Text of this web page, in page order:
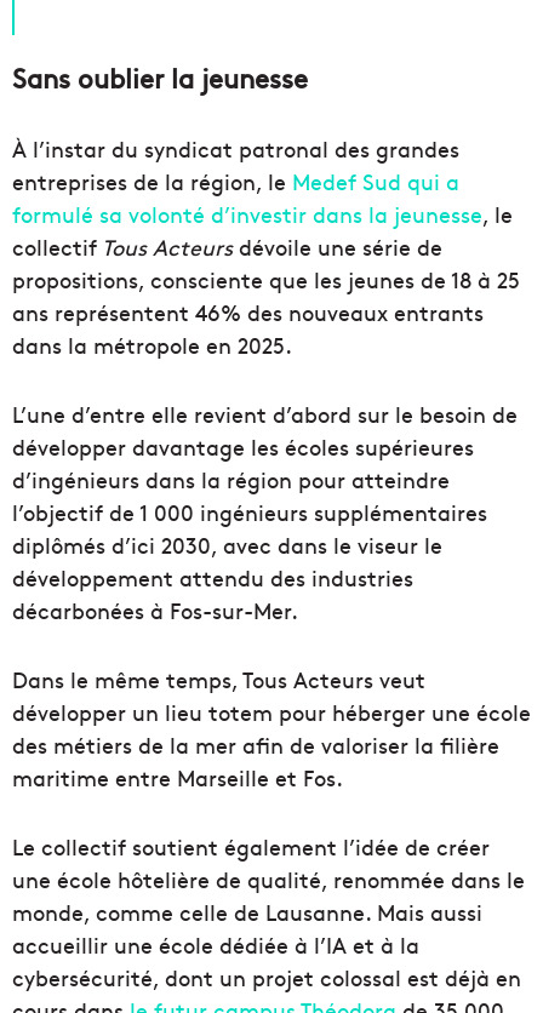
Sans oublier la jeunesse
À l’instar du syndicat patronal des grandes
entreprises de la région, le Medef Sud qui a
formulé sa volonté d’investir dans la jeunesse, le
collectif Tous Acteursdévoile une série de
propositions, consciente que les jeunes de 18 à 25
ans représentent 46% des nouveaux entrants
dans la métropole en 2025.
L’une d’entre elle revient d’abord sur le besoin de
développer davantage les écoles supérieures
d’ingénieurs dans la région pour atteindre
l’objectif de 1 000 ingénieurs supplémentaires
diplômés d’ici 2030, avec dans le viseur le
développement attendu des industries
décarbonées à Fos-sur-Mer.
Dans le même temps, Tous Acteurs veut
développer un lieu totem pour héberger une école
des métiers de la mer afin de valoriser la filière
maritime entre Marseille et Fos.
Le collectif soutient également l’idée de créer
une école hôtelière de qualité, renommée dans le
monde, comme celle de Lausanne. Mais aussi
accueillir une école dédiée à l’IA et à la
cybersécurité, dont un projet colossal est déjà en